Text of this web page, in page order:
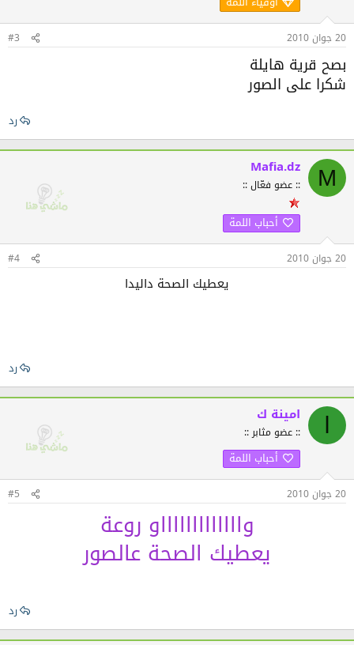
20 جوان 2010 #3
بصح قرية هايلة
شكرا على الصور
رد
M
Mafia.dz
:: عضو فعّال ::
أحباب اللمة
20 جوان 2010 #4
يعطيك الصحة داليدا
رد
امينة ك
:: عضو مثابر ::
أحباب اللمة
20 جوان 2010 #5
واااااااااااااو روعة
يعطيك الصحة عالصور
رد